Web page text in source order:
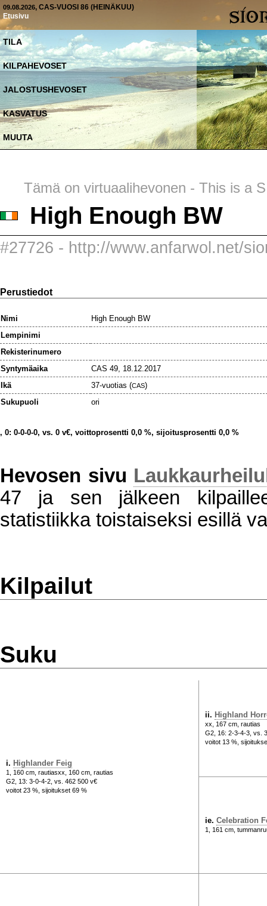
09.08.2026, CAS-VUOSI 86 (HEINÄKUU)
Etusivu
TILA
KILPAHEVOSET
JALOSTUSHEVOSET
KASVATUS
MUUTA
Tämä on virtuaalihevonen - This is a
High Enough BW
#27726 - http://www.anfarwol.net/
Perustiedot
Nimi
High Enough BW
Lempinimi
Rekisterinumero
Syntymäaika
CAS 49, 18.12.2017
Ikä
37-vuotias (CAS)
Sukupuoli
ori
, 0: 0-0-0-0, vs. 0 v€, voittoprosentti 0,0 %, sijoitusprosentti 0,0 %
Hevosen sivu
47 ja sen jälkeen
statistiikka toistaiseksi esillä
Kilpailut
Suku
i. Highlander Feig
1, 160 cm, rautiasxx, 160 cm, rautias
G2, 13: 3-0-4-2, vs. 462 500 v€
voitot 23 %, sijoitukset 69 %
ii. Highland
xx, 167 cm, rautias
G2, 16: 2-3-4-3, vs.
voitot 13 %,
ie. Celebration
1, 161 cm,